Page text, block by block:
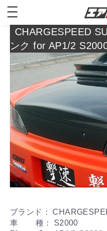
toggle
CHARGESPEED
ンク for AP1/2
ブランド：
車 種： S2000